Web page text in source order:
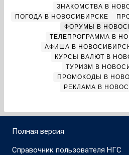
ЗНАКОМСТВА В
ПОГОДА В НОВОСИБИРСКЕ
ФОРУМЫ В
ТЕЛЕПРОГРАММА В
АФИША В
КУРСЫ ВАЛЮТ В
ТУРИЗМ В
ПРОМОКОДЫ В
РЕКЛАМА В
Полная версия
Справочник пользователя НГС